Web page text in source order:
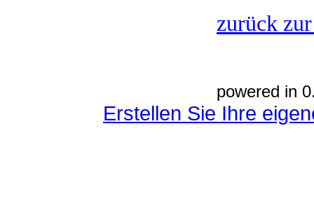
zurück
powered in
Erstellen Sie Ihre